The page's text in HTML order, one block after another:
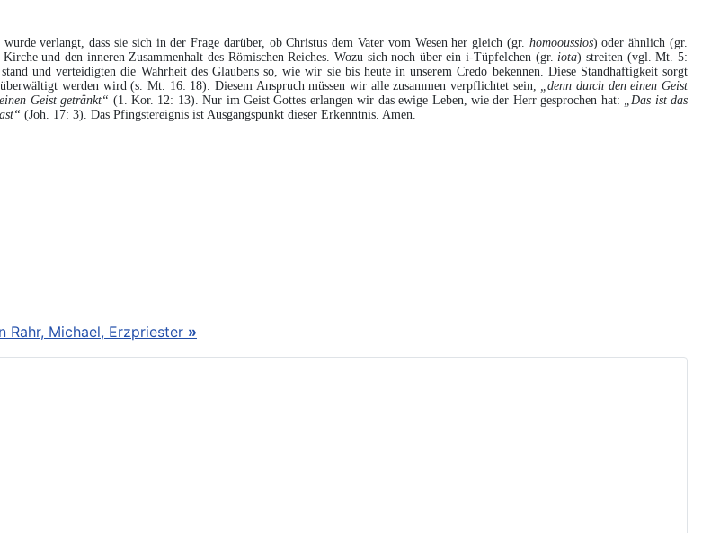
verlangt, dass sie sich in der Frage darüber, ob Christus dem Vater vom Wesen her gleich (gr. homooussios) oder ähnlich (gr.
und den inneren Zusammenhalt des Römischen Reiches. Wozu sich noch über ein i-Tüpfelchen (gr. iota) streiten (vgl. Mt. 5:
und verteidigten die Wahrheit des Glaubens so, wie wir sie bis heute in unserem Credo bekennen. Diese Standhaftigkeit sorgt
werden wird (s. Mt. 16: 18). Diesem Anspruch müssen wir alle zusammen verpflichtet sein,
„denn durch den einen Geist
Geist getränkt“ (1. Kor. 12: 13). Nur im Geist Gottes erlangen wir das ewige Leben, wie der Herr gesprochen hat:
„Das ist das
(Joh. 17: 3). Das Pfingstereignis ist Ausgangspunkt dieser Erkenntnis. Amen.
Rahr, Michael, Erzpriester »